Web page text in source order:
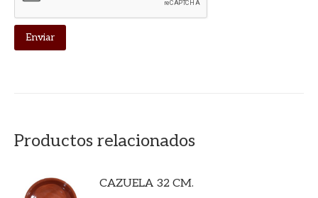
Productos relacionados
CAZUELA 32 CM.